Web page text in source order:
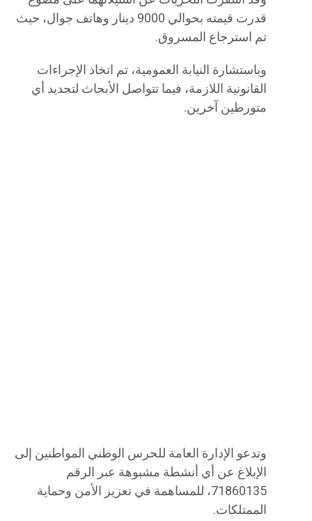
قدرت قيمته بحوالي 9000 دينار وهاتف جوال، حيث
تم استرجاع المسروق.
وباستشارة النيابة العمومية، تم اتخاذ الإجراءات
القانونية اللازمة، فيما تتواصل الأبحاث لتحديد أي
متورطين آخرين.
وتدعو الإدارة العامة للحرس الوطني المواطنين إلى
الإبلاغ عن أي أنشطة مشبوهة عبر الرقم
71860135، للمساهمة في تعزيز الأمن وحماية
الممتلكات.